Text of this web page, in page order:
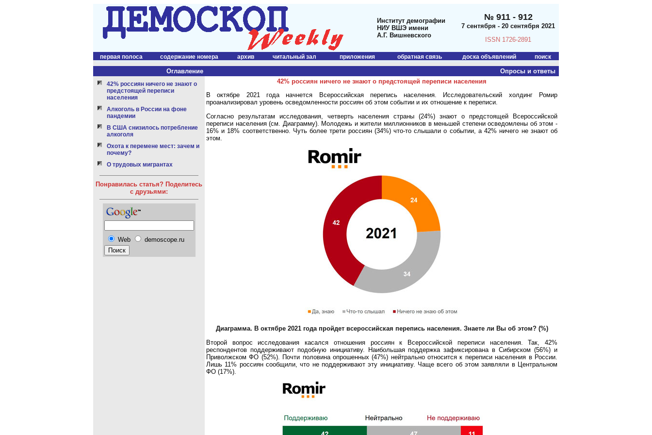
Институт демографии
НИУ ВШЭ имени
А.Г. Вишневского
№ 911 - 912
7 сентября - 20 сентября 2021
ISSN 1726-2891
первая полоса содержание номера архив читальный зал приложения обратная связь доска объявлений поиск
Оглавление Опросы и ответы
42% россиян ничего не знают о
предстоящей переписи
населения
Алкоголь в России на фоне
пандемии
В США снизилось потребление
алкоголя
Охота к перемене мест: зачем и
почему?
О трудовых мигрантах
Понравилась статья? Поделитесь
с друзьями:
Web demoscope.ru
42% россиян ничего не знают о предстоящей переписи населения
В октябре 2021 года начнется Всероссийская перепись населения. Исследовательский холдинг Ромир
проанализировал уровень осведомленности россиян об этом событии и их отношение к переписи.
Согласно результатам исследования, четверть населения страны (24%) знают о предстоящей Всероссийской
переписи населения (см. Диаграмму). Молодежь и жители миллионников в меньшей степени осведомлены об этом -
16% и 18% соответственно. Чуть более трети россиян (34%) что-то слышали о событии, а 42% ничего не знают об
этом.
Диаграмма. В октябре 2021 года пройдет всероссийская перепись населения. Знаете ли Вы об этом? (%)
Второй вопрос исследования касался отношения россиян к Всероссийской переписи населения. Так, 42%
респондентов поддерживают подобную инициативу. Наибольшая поддержка зафиксирована в Сибирском (56%) и
Приволжском ФО (52%). Почти половина опрошенных (47%) нейтрально относится к переписи населения в России.
Лишь 11% россиян сообщили, что не поддерживают эту инициативу. Чаще всего об этом заявляли в Центральном
ФО (17%).